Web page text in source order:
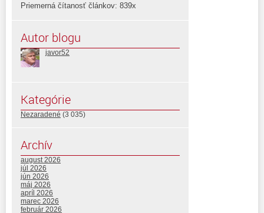
Priemerná čítanosť článkov: 839x
Autor blogu
javor52
Kategórie
Nezaradené (3 035)
Archív
august 2026
júl 2026
jún 2026
máj 2026
apríl 2026
marec 2026
február 2026